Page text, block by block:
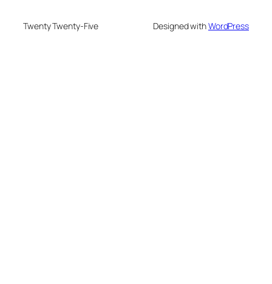
Twenty Twenty-Five Designed withWordPress